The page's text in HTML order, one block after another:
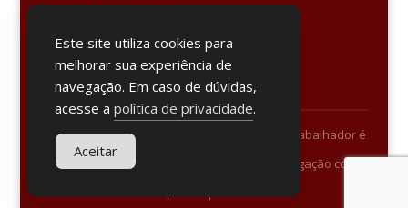
Expediente
Sobre o site
Todos os direitos Reservados © 2026 Portal Trabalhador é
um blog informativo e não possui qualquer ligação com
Este site utiliza cookies para
melhorar sua experiência de
navegação. Em caso de dúvidas,
acesse a política de privacidade.
Aceitar